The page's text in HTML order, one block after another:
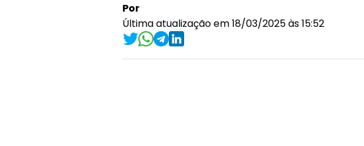
Por
Última atualização em 18/03/2025 às 15:52